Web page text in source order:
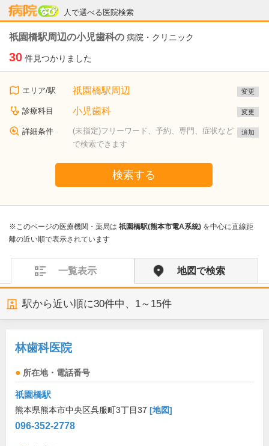
人で選べる医院検索
病院なび
祇園橋駅周辺の小児歯科の 病院・クリニック
30 件見つかりました
エリア/駅 祇園橋駅周辺 変更
診療科目 小児歯科 変更
詳細条件
(未指定)フリーワード、予約、専門、症状など
で検索できます
追加
検索する
※このページの医療機関・薬局は 祇園橋駅(熊本市電A系統) を中心に直線距
離の近い順で表示されています
一覧表示 地図で検索
駅から近い順に30件中、 1～15件
林歯科医院
所在地・電話番号
祇園橋駅
熊本県熊本市中央区呉服町3丁目37 [地図]
096-352-2778